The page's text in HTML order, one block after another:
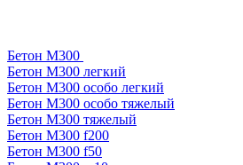
Бетон М300
Бетон М300 легкий
Бетон М300 особо легкий
Бетон М300 особо тяжелый
Бетон М300 тяжелый
Бетон М300 f200
Бетон М300 f50